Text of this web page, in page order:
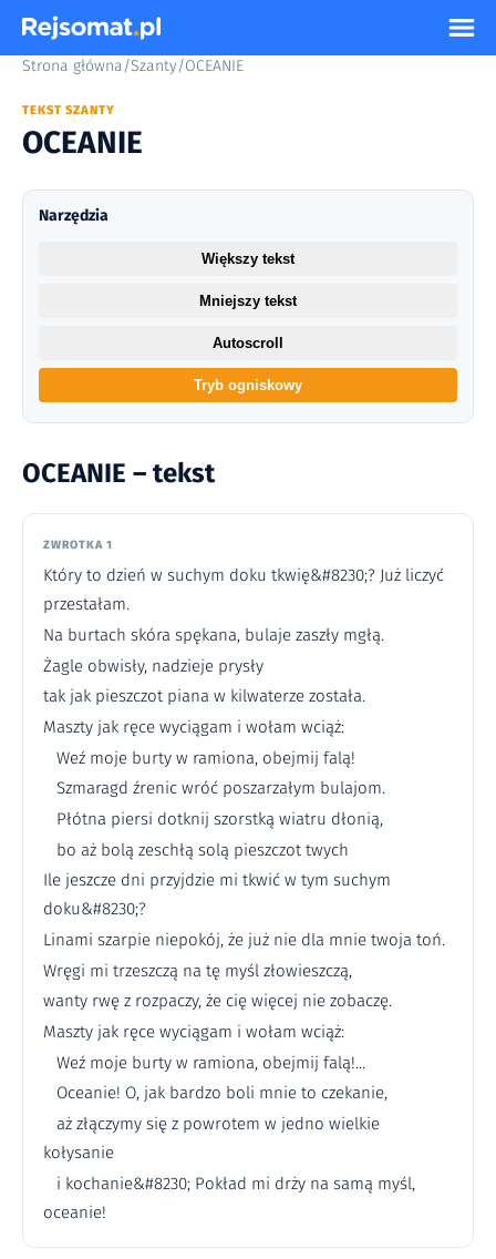
Strona główna/Szanty/OCEANIE
TEKST SZANTY
OCEANIE
OCEANIE – tekst
ZWROTKA 1
Który to dzień w suchym doku tkwię&#8230;? Już liczyć
przestałam.
Na burtach skóra spękana, bulaje zaszły mgłą.
Żagle obwisły, nadzieje prysły
tak jak pieszczot piana w kilwaterze została.
Maszty jak ręce wyciągam i wołam wciąż:
Weź moje burty w ramiona, obejmij falą!
Szmaragd źrenic wróć poszarzałym bulajom.
Płótna piersi dotknij szorstką wiatru dłonią,
bo aż bolą zeschłą solą pieszczot twych
Ile jeszcze dni przyjdzie mi tkwić w tym suchym
doku&#8230;?
Linami szarpie niepokój, że już nie dla mnie twoja toń.
Wręgi mi trzeszczą na tę myśl złowieszczą,
wanty rwę z rozpaczy, że cię więcej nie zobaczę.
Maszty jak ręce wyciągam i wołam wciąż:
Weź moje burty w ramiona, obejmij falą!...
Oceanie! O, jak bardzo boli mnie to czekanie,
aż złączymy się z powrotem w jedno wielkie
kołysanie
i kochanie&#8230; Pokład mi drży na samą myśl,
oceanie!
Narzędzia
Większy tekst
Mniejszy tekst
Autoscroll
Tryb ogniskowy